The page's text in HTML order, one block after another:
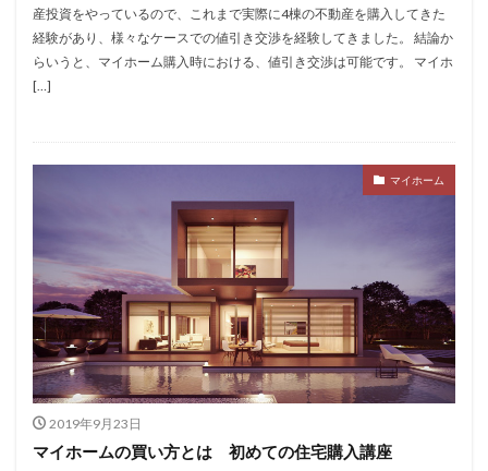
産投資をやっているので、これまで実際に4棟の不動産を購入してきた
経験があり、様々なケースでの値引き交渉を経験してきました。 結論か
らいうと、マイホーム購入時における、値引き交渉は可能です。 マイホ
[…]
マイホーム
2019年9月23日
マイホームの買い方とは 初めての住宅購入講座